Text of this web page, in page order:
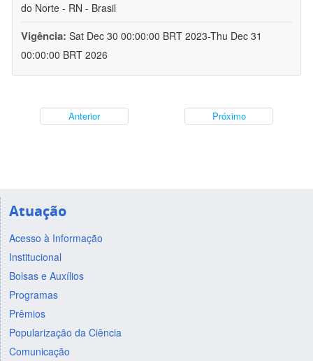
do Norte - RN - Brasil
Vigência: Sat Dec 30 00:00:00 BRT 2023-Thu Dec 31
00:00:00 BRT 2026
Anterior Próximo
Atuação
Acesso à Informação
Institucional
Bolsas e Auxílios
Programas
Prêmios
Popularização da Ciência
Comunicação